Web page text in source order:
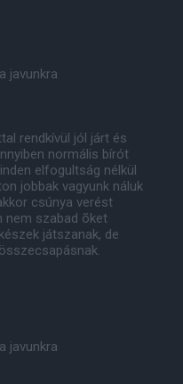
javunkra
rendkívül jól járt és
normális bírót
elfogultság nélkül
jobbak vagyunk náluk
csúnya verést
nem szabad õket
játszanak, de
javunkra